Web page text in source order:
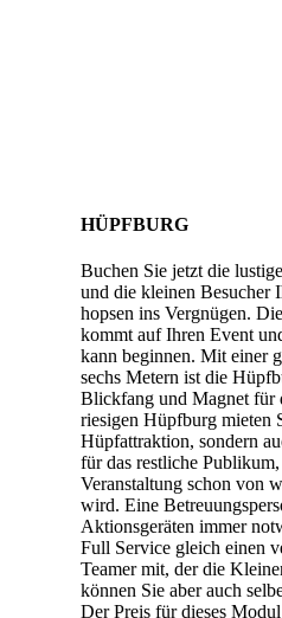
HÜPFBURG
Buchen Sie jetzt die
und die kleinen Besucher
hopsen ins Vergnügen.
kommt auf Ihren Event
kann beginnen. Mit einer
sechs Metern ist die
Blickfang und Magnet für
riesigen Hüpfburg mieten
Hüpfattraktion, sondern
für das restliche
Veranstaltung schon von
wird. Eine
Aktionsgeräten immer
Full Service gleich einen
Teamer mit, der die
können Sie aber auch
Der Preis für dieses